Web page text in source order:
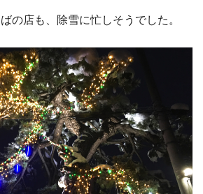
の店も、除雪に忙しそうでした。